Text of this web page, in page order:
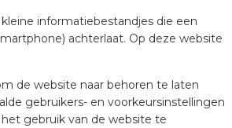
informatiebestandjes die een
achterlaat. Op deze website
de website naar behoren te laten
gebruikers- en voorkeursinstellingen
gebruik van de website te